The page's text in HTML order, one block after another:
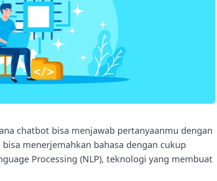
chatbot bisa menjawab pertanyaanmu dengan
menerjemahkan bahasa dengan cukup
Processing (NLP), teknologi yang membuat